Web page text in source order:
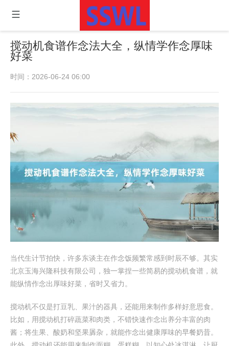
搅动机食谱作念法大全，纵情学作念厚味
好菜
时间：2026-06-24 06:00
当代生计节拍快，许多东谈主在作念饭频繁常感到时辰不够。其实
北京玉海兴隆科技有限公司，独一掌捏一些简易的搅动机食谱，就
能纵情作念出厚味好菜，省时又省力。
搅动机不仅是打豆乳、果汁的器具，还能用来制作多样好意思食。
比如，用搅动机打碎蔬菜和肉类，不错快速作念出养分丰富的肉
酱；将生果、酸奶和坚果羼杂，就能作念出健康厚味的早餐奶昔。